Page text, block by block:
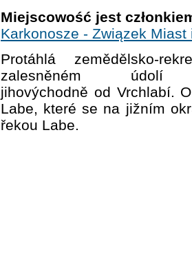
Miejscowość jest
Karkonosze - Związek Miast
Protáhlá zemědělsko-
zalesněném údolí
jihovýchodně od Vrchlabí.
Labe, které se na jižním
řekou Labe.